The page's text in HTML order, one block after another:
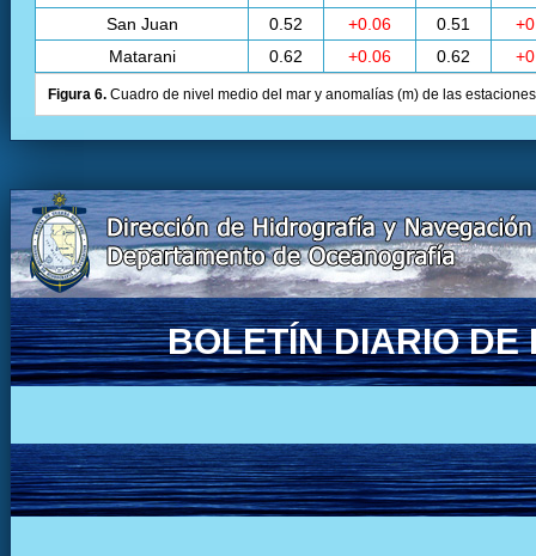
San Juan
0.52 +0.06 0.51
Matarani
0.62 +0.06 0.62
Figura 6. Cuadro de nivel medio del mar y anomalías (m) de las
BOLETÍN DIARIO DE